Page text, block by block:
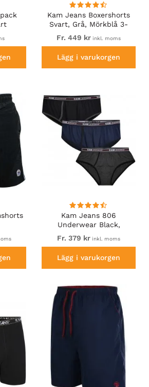
Kam Jeans Boxershorts
Svart, Grå, Mörkblå 3-
Pack
Fr. 449 kr inkl. moms
Lägg i varukorgen
Kam Jeans 806
Underwear Black,
Charcoal, Navy 3-Pack
Fr. 379 kr inkl. moms
Lägg i varukorgen